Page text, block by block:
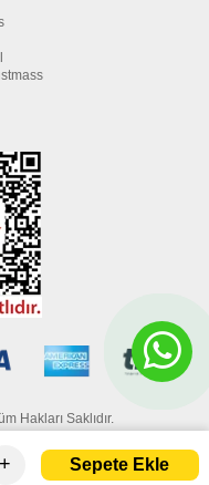
Hakları Saklıdır.
+